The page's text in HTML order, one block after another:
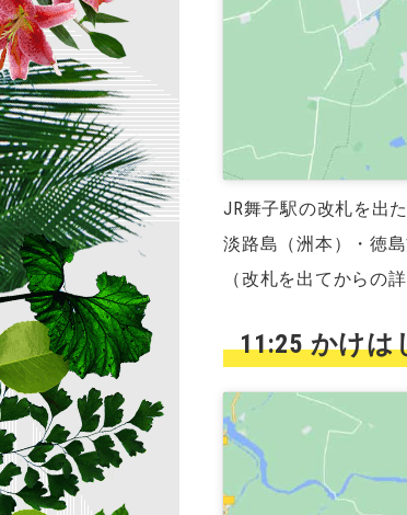
JR舞子駅の改札を出
淡路島（洲本）・徳
（改札を出てからの
11:25 かけ